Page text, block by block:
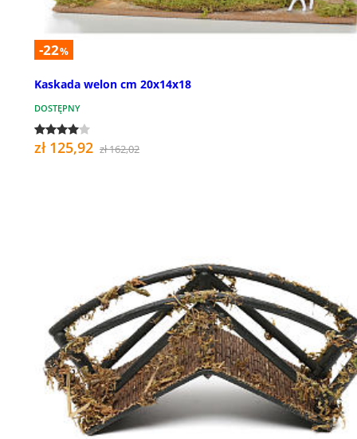
-22%
Kaskada welon cm 20x14x18
DOSTĘPNY
zł 125,92 zł 162,02